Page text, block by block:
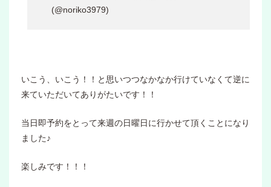
(@noriko3979)
いこう、いこう！！と思いつつなかなか行けていなくて逆に
来ていただいてありがたいです！！
当日即予約をとって来週の日曜日に行かせて頂くことになり
ました♪
楽しみです！！！